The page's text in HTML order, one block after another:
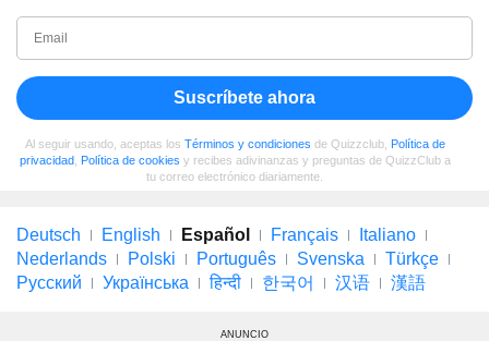
Suscríbete ahora
Al seguir usando, aceptas los Términos y condiciones de Quizzclub, Política de
privacidad, Política de cookies y recibes adivinanzas y preguntas de QuizzClub a
tu correo electrónico diariamente.
Deutsch English Español Français
Italiano
Nederlands
Polski Português Svenska
Türkçe
Русский
Українська हिन्दी 한국어 汉语 漢語
ANUNCIO